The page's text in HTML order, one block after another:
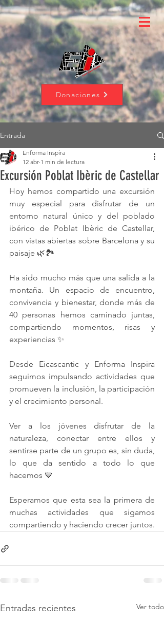
Donaciones
Entrada
Excursión Poblat Ibèric de Castellar
Enforma Inspira
12 abr 1 min de lectura
Hoy hemos compartido una excursión
muy especial para disfrutar de un
entorno natural único y del poblado
ibérico de Poblat Ibèric de Castellar,
con vistas abiertas sobre Barcelona y su
paisaje 🌿🏞️
Ha sido mucho más que una salida a la
montaña. Un espacio de encuentro,
convivencia y bienestar, donde más de
40 personas hemos caminado juntas,
compartiendo momentos, risas y
experiencias ✨
Desde Eicascantic y Enforma Inspira
seguimos impulsando actividades que
promueven la inclusión, la participación
y el crecimiento personal.
Ver a los jóvenes disfrutar de la
naturaleza, conectar entre ellos y
sentirse parte de un grupo es, sin duda,
lo que da sentido a todo lo que
hacemos 💙
Esperamos que esta sea la primera de
muchas actividades que sigamos
compartiendo y haciendo crecer juntos.
Entradas recientes Ver todo